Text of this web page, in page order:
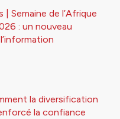
Semaine de l’Afrique
: un nouveau
la diversification
la confiance